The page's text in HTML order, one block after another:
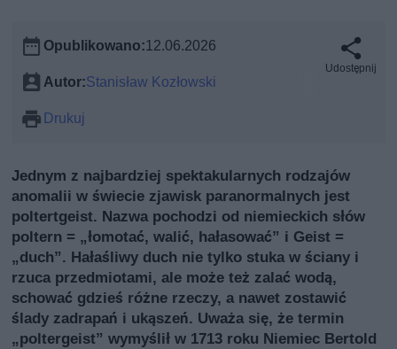
Opublikowano:12.06.2026
Autor:Stanisław Kozłowski
Drukuj
Udostępnij
Jednym z najbardziej spektakularnych rodzajów
anomalii w świecie zjawisk paranormalnych jest
poltertgeist. Nazwa pochodzi od niemieckich słów
poltern = „łomotać, walić, hałasować” i Geist =
„duch”. Hałaśliwy duch nie tylko stuka w ściany i
rzuca przedmiotami, ale może też zalać wodą,
schować gdzieś różne rzeczy, a nawet zostawić
ślady zadrapań i ukąszeń. Uważa się, że termin
„poltergeist” wymyślił w 1713 roku Niemiec Bertold